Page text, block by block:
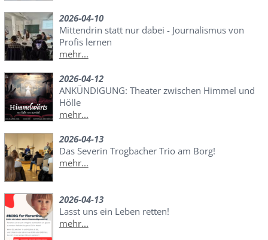
2026-04-10
Mittendrin statt nur dabei - Journalismus von
Profis lernen
mehr...
2026-04-12
ANKÜNDIGUNG: Theater zwischen Himmel und
Hölle
mehr...
2026-04-13
Das Severin Trogbacher Trio am Borg!
mehr...
2026-04-13
Lasst uns ein Leben retten!
mehr...